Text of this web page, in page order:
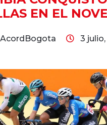
EN EL
3